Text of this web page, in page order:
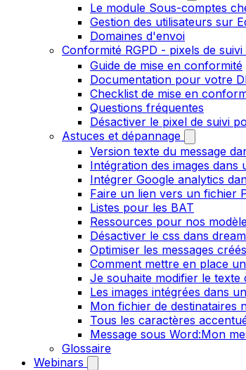
Le module Sous-comptes
Gestion des utilisateurs sur
Domaines d'envoi
Conformité RGPD - pixels de suivi
Guide de mise en conformité
Documentation pour votre
Checklist de mise en
Questions fréquentes
Désactiver le pixel de suivi
Astuces et dépannage
Version texte du message
Intégration des images dans
Intégrer Google analytics
Faire un lien vers un fichier
Listes pour les BAT
Ressources pour nos
Désactiver le css dans
Optimiser les messages
Comment mettre en place
Je souhaite modifier le texte
Les images intégrées dans
Mon fichier de destinataires
Tous les caractères
Message sous Word:Mon
Glossaire
Webinars